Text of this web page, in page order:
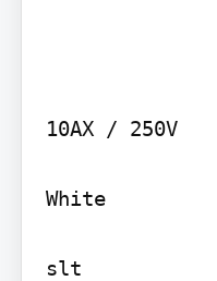
10AX / 250V
White
slt